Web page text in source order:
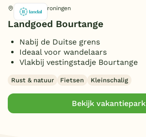
Sellingen, Groningen
Landgoed Bourtange
Nabij de Duitse grens
Ideaal voor wandelaars
Vlakbij vestingstadje Bourtange
Rust & natuur Fietsen Kleinschalig
Bekijk vakantiepark